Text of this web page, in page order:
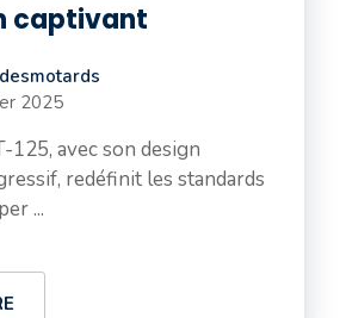
captivant
2025
125, avec son design
redéfinit les standards
...